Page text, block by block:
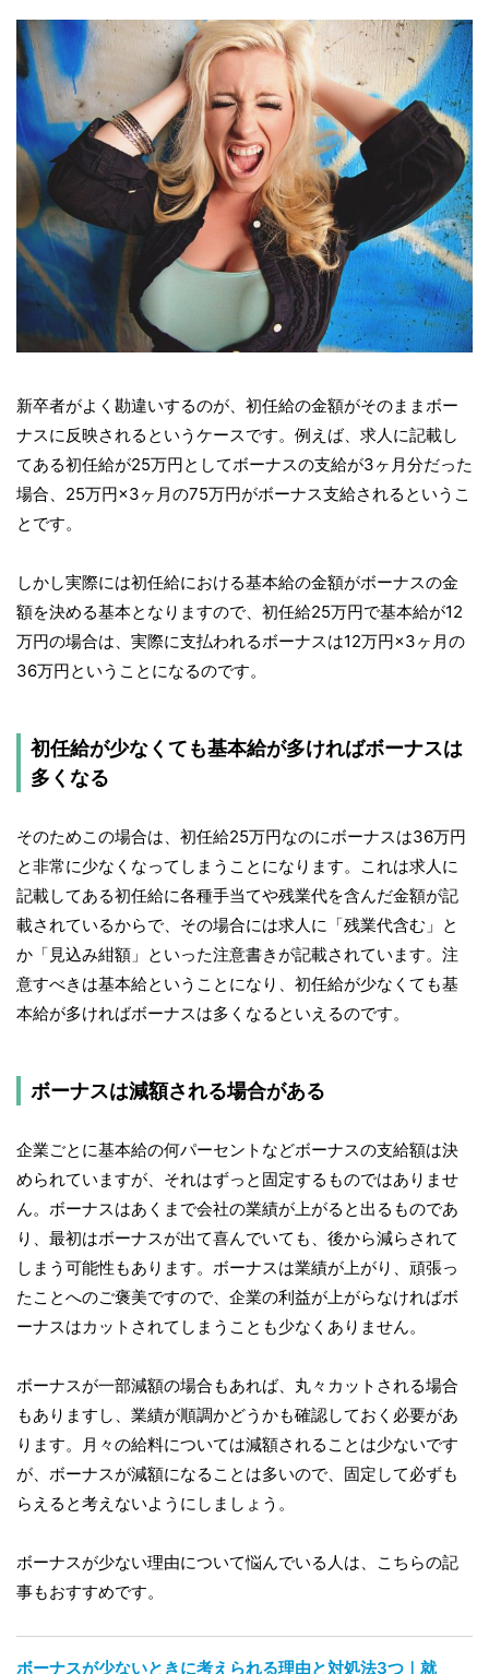
新卒者がよく勘違いするのが、初任給の金額がそのままボー
ナスに反映されるというケースです。例えば、求人に記載し
てある初任給が25万円としてボーナスの支給が3ヶ月分だった
場合、25万円×3ヶ月の75万円がボーナス支給されるというこ
とです。
しかし実際には初任給における基本給の金額がボーナスの金
額を決める基本となりますので、初任給25万円で基本給が12
万円の場合は、実際に支払われるボーナスは12万円×3ヶ月の
36万円ということになるのです。
初任給が少なくても基本給が多ければボーナスは
多くなる
そのためこの場合は、初任給25万円なのにボーナスは36万円
と非常に少なくなってしまうことになります。これは求人に
記載してある初任給に各種手当てや残業代を含んだ金額が記
載されているからで、その場合には求人に「残業代含む」と
か「見込み紺額」といった注意書きが記載されています。注
意すべきは基本給ということになり、初任給が少なくても基
本給が多ければボーナスは多くなるといえるのです。
ボーナスは減額される場合がある
企業ごとに基本給の何パーセントなどボーナスの支給額は決
められていますが、それはずっと固定するものではありませ
ん。ボーナスはあくまで会社の業績が上がると出るものであ
り、最初はボーナスが出て喜んでいても、後から減らされて
しまう可能性もあります。ボーナスは業績が上がり、頑張っ
たことへのご褒美ですので、企業の利益が上がらなければボ
ーナスはカットされてしまうことも少なくありません。
ボーナスが一部減額の場合もあれば、丸々カットされる場合
もありますし、業績が順調かどうかも確認しておく必要があ
ります。月々の給料については減額されることは少ないです
が、ボーナスが減額になることは多いので、固定して必ずも
らえると考えないようにしましょう。
ボーナスが少ない理由について悩んでいる人は、こちらの記
事もおすすめです。
ボーナスが少ないときに考えられる理由と対処法3つ｜就